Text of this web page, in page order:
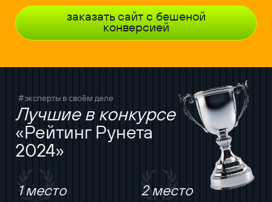
заказать сайт с бешеной
конверсией
#эксперты в своём деле
Лучшие в конкурсе
«Рейтинг Рунета
2024»
1 место 2 место